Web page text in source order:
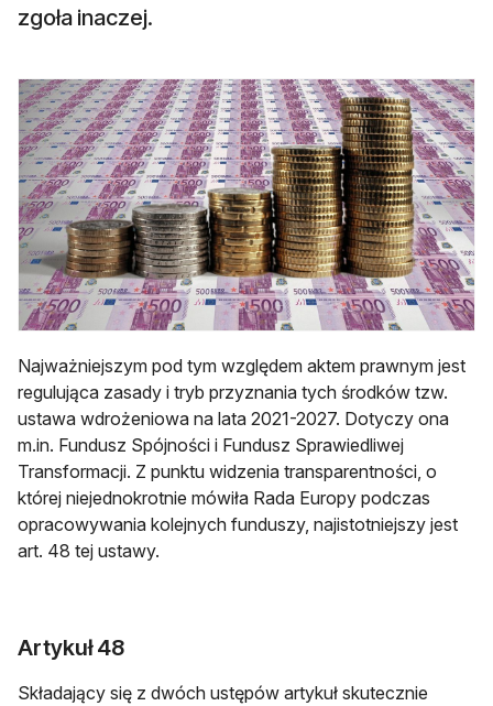
zgoła inaczej.
Najważniejszym pod tym względem aktem prawnym jest
regulująca zasady i tryb przyznania tych środków tzw.
ustawa wdrożeniowa na lata 2021-2027. Dotyczy ona
m.in. Fundusz Spójności i Fundusz Sprawiedliwej
Transformacji. Z punktu widzenia transparentności, o
której niejednokrotnie mówiła Rada Europy podczas
opracowywania kolejnych funduszy, najistotniejszy jest
art. 48 tej ustawy.
Artykuł 48
Składający się z dwóch ustępów artykuł skutecznie